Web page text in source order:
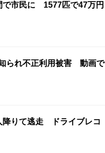
で市民に 1577匹で47万円
られ不正利用被害 動画で
りて逃走 ドライブレコ